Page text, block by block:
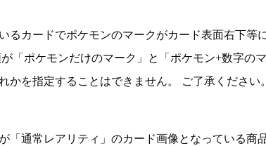
るカードでポケモンのマークがカード表面右下等
「ポケモンだけのマーク」と「ポケモン+数字のマ
かを指定することはできません。 ご了承ください
「通常レアリティ」のカード画像となっている商